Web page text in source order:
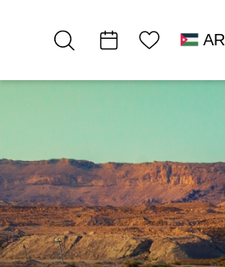
AR
قائمة الأمنيات
אירוח כפרי
بنينات فيرد